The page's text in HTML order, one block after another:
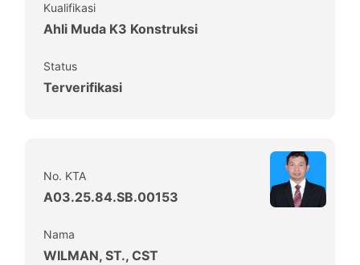
Kualifikasi
Ahli Muda K3 Konstruksi
Status
Terverifikasi
No. KTA
A03.25.84.SB.00153
Nama
WILMAN, ST., CST